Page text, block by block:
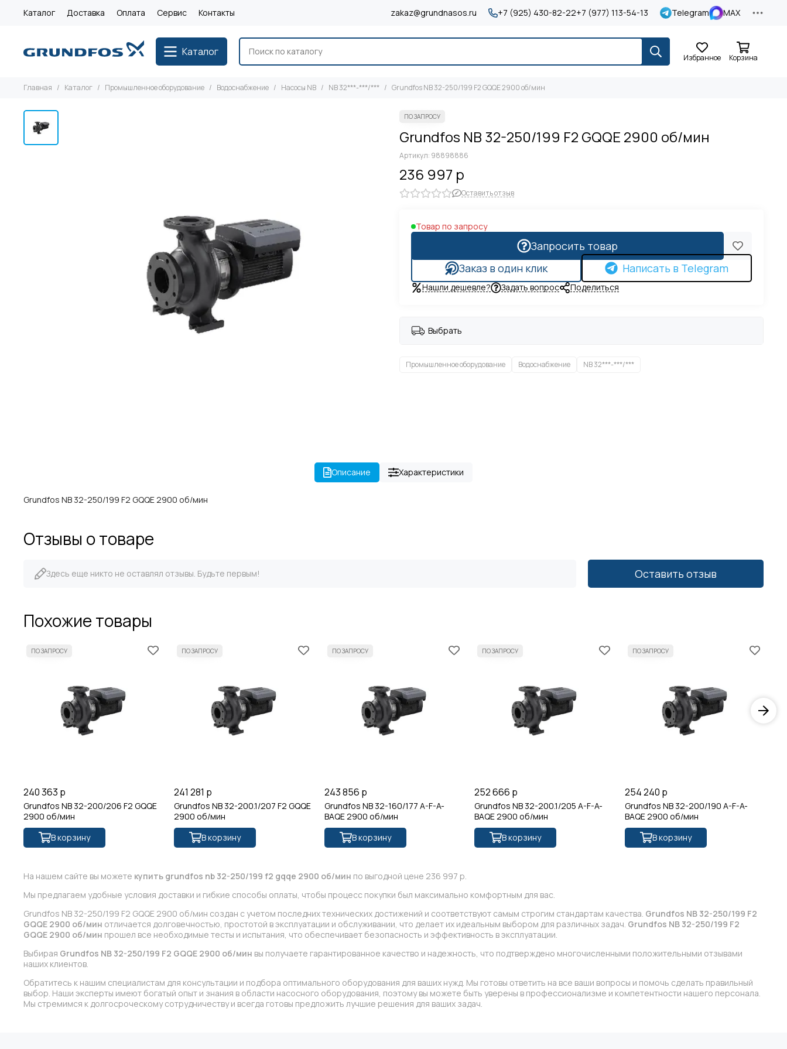
Каталог Доставка Оплата Сервис Контакты zakaz@grundnasos.ru +7 (925) 430-82-22+7 (977) 113-54-13 Telegram MAX
Каталог Избранное Корзина
Главная Каталог Промышленное оборудование Водоснабжение Насосы NB NB 32***-***/*** Grundfos NB 32-250/199 F2 GQQE 2900 об/мин
Grundfos NB 32-250/199 F2 GQQE 2900 об/мин
Артикул: 98898886
236 997 р
Оставить отзыв
Товар по запросу
Запросить товар
Заказ в один клик
Написать в Telegram
Нашли дешевле? Задать вопрос Поделиться
Выбрать
Промышленное оборудование Водоснабжение NB 32***-***/***
Описание Характеристики
Grundfos NB 32-250/199 F2 GQQE 2900 об/мин
Отзывы о товаре
Здесь еще никто не оставлял отзывы. Будьте первым! Оставить отзыв
Похожие товары
240 363 р
Grundfos NB 32-200/206 F2 GQQE
2900 об/мин
В корзину
241 281 р
Grundfos NB 32-200.1/207 F2 GQQE
2900 об/мин
В корзину
243 856 р
Grundfos NB 32-160/177 A-F-A-
BAQE 2900 об/мин
В корзину
252 666 р
Grundfos NB 32-200.1/205 A-F-A-
BAQE 2900 об/мин
В корзину
254 240 р
Grundfos NB 32-200/190 A-F-A-
BAQE 2900 об/мин
В корзину
На нашем сайте вы можете купить grundfos nb 32-250/199 f2 gqqe 2900 об/мин по выгодной цене 236 997 р.
Мы предлагаем удобные условия доставки и гибкие способы оплаты, чтобы процесс покупки был максимально комфортным для вас.
Grundfos NB 32-250/199 F2 GQQE 2900 об/мин создан с учетом последних технических достижений и соответствуют самым строгим стандартам качества. Grundfos NB 32-250/199 F2
GQQE 2900 об/мин отличается долговечностью, простотой в эксплуатации и обслуживании, что делает их идеальным выбором для различных задач. Grundfos NB 32-250/199 F2
GQQE 2900 об/мин прошел все необходимые тесты и испытания, что обеспечивает безопасность и эффективность в эксплуатации.
Выбирая Grundfos NB 32-250/199 F2 GQQE 2900 об/мин вы получаете гарантированное качество и надежность, что подтверждено многочисленными положительными отзывами
наших клиентов.
Обратитесь к нашим специалистам для консультации и подбора оптимального оборудования для ваших нужд. Мы готовы ответить на все ваши вопросы и помочь сделать правильный
выбор. Наши эксперты имеют богатый опыт и знания в области насосного оборудования, поэтому вы можете быть уверены в профессионализме и компетентности нашего персонала.
Мы стремимся к долгосроческому сотрудничеству и всегда готовы предложить лучшие решения для ваших задач.